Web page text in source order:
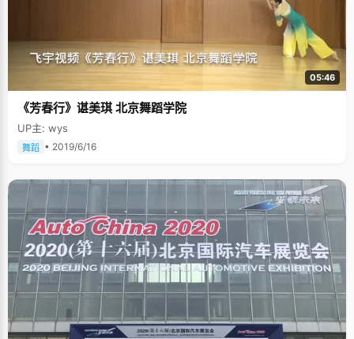
05:46
《芳春行》谌美琪 北京舞蹈学院
UP主: wys
舞蹈 • 2019/6/16